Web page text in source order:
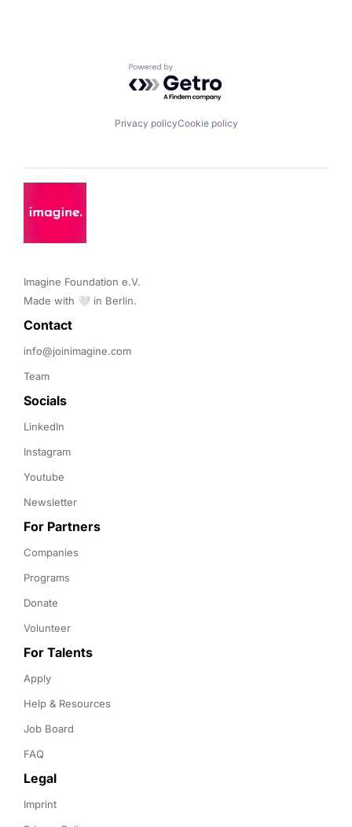
Powered by Getro.com
Privacy policyCookie policy
Imagine Foundation e.V.
Made with 🤍 in Berlin.
Contact
info@joinimagine.com
Team
Socials
LinkedIn
Instagram
Youtube
Newsletter
For Partners
Companies
Programs
Donate
Volunteer
For Talents
Apply
Help & Resources
Job Board
FAQ
Legal
Imprint